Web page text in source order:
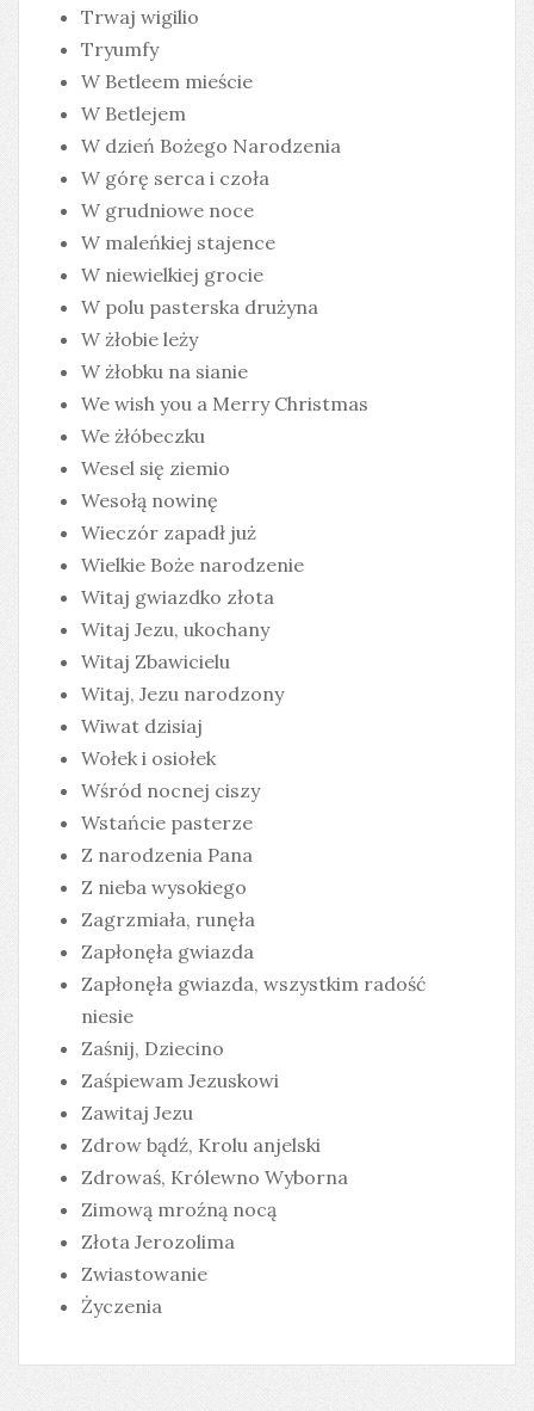
Trwaj wigilio
Tryumfy
W Betleem mieście
W Betlejem
W dzień Bożego Narodzenia
W górę serca i czoła
W grudniowe noce
W maleńkiej stajence
W niewielkiej grocie
W polu pasterska drużyna
W żłobie leży
W żłobku na sianie
We wish you a Merry Christmas
We żłóbeczku
Wesel się ziemio
Wesołą nowinę
Wieczór zapadł już
Wielkie Boże narodzenie
Witaj gwiazdko złota
Witaj Jezu, ukochany
Witaj Zbawicielu
Witaj, Jezu narodzony
Wiwat dzisiaj
Wołek i osiołek
Wśród nocnej ciszy
Wstańcie pasterze
Z narodzenia Pana
Z nieba wysokiego
Zagrzmiała, runęła
Zapłonęła gwiazda
Zapłonęła gwiazda, wszystkim radość
niesie
Zaśnij, Dziecino
Zaśpiewam Jezuskowi
Zawitaj Jezu
Zdrow bądź, Krolu anjelski
Zdrowaś, Królewno Wyborna
Zimową mroźną nocą
Złota Jerozolima
Zwiastowanie
Życzenia